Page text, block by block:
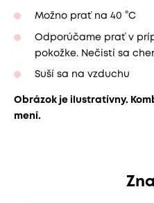
Možno prať na 40 °C
Odporúčame prať v
pokožke. Nečistí sa
Suší sa na vzduchu
Obrázok je ilustratívny.
mení.